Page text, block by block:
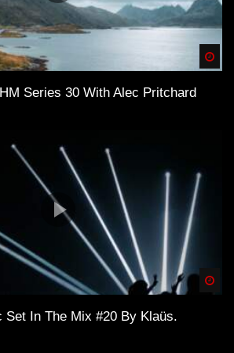
Series 30 With Alec Pritchard
Set In The Mix #20 By Klaüs.